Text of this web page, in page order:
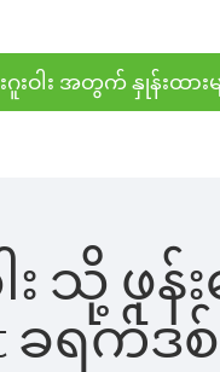
ဂူးဝါး အတွက် နှုန်းထား
ဝါး
ခရက်ဒ